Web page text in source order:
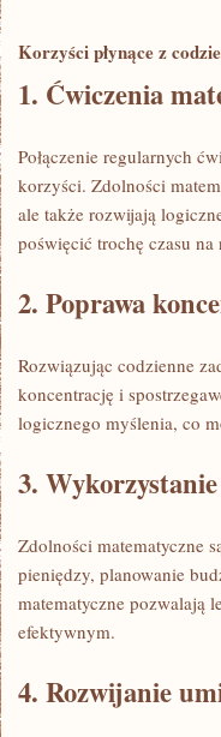
Korzyści płynące z
1. Ćwiczenia
Połączenie regularnych
korzyści. Zdolności
ale także rozwijają
poświęcić⁢ trochę czasu
2. Poprawa
Rozwiązując codzienne
koncentrację i
logicznego myślenia, co
3.
Zdolności matematyczne
pieniędzy, planowanie
matematyczne pozwalają
⁤efektywnym.
4. Rozwijanie